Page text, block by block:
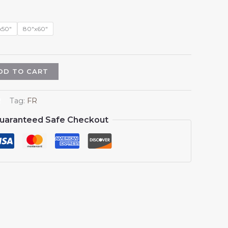
$45.98
80"x60"
TO CART
Tag: FR
Safe Checkout